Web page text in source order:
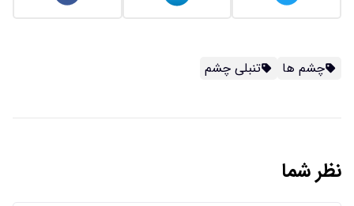
چشم ها تنبلی چشم
نظر شما